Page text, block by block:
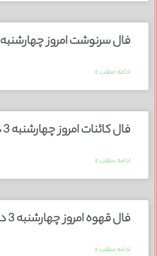
فال سرنوشت امروز چهارشنبه 3 دی 1404
ادامه مطلب »
فال کائنات امروز چهارشنبه 3 دی 1404
ادامه مطلب »
فال قهوه امروز چهارشنبه 3 دی 1404
ادامه مطلب »